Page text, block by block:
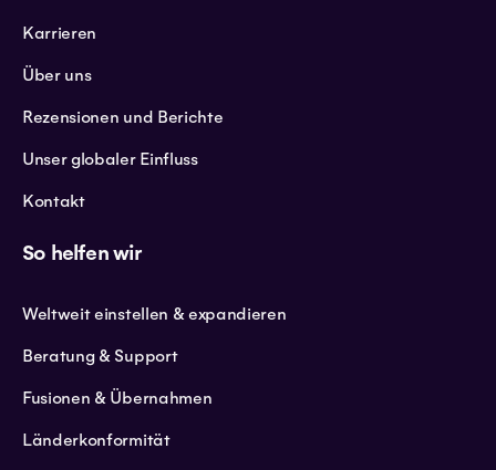
Karrieren
Über uns
Rezensionen und Berichte
Unser globaler Einfluss
Kontakt
So helfen wir
Weltweit einstellen & expandieren
Beratung & Support
Fusionen & Übernahmen
Länderkonformität